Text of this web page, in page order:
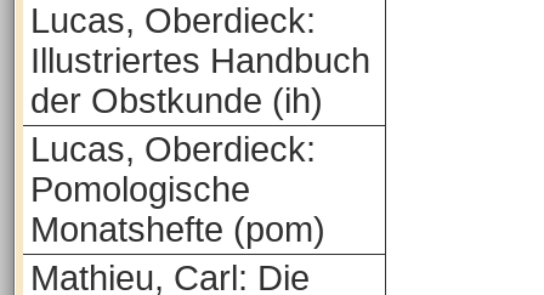
Lucas, Oberdieck:
Illustriertes Handbuch
der Obstkunde (ih)
Lucas, Oberdieck:
Pomologische
Monatshefte (pom)
Mathieu, Carl: Die